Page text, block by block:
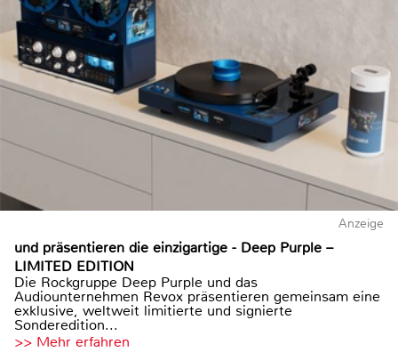
Anzeige
und präsentieren die einzigartige - Deep Purple –
LIMITED EDITION
Die Rockgruppe Deep Purple und das
Audiounternehmen Revox präsentieren gemeinsam eine
exklusive, weltweit limitierte und signierte
Sonderedition...
>> Mehr erfahren